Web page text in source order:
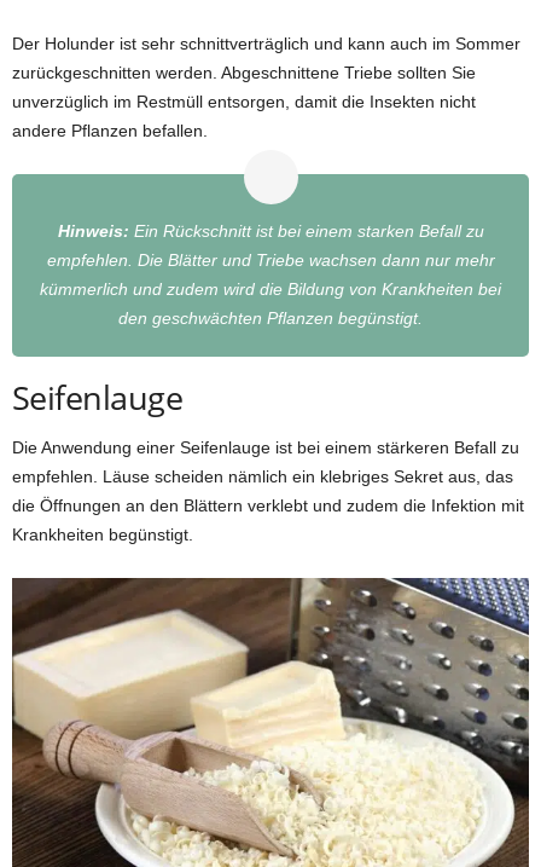
Der Holunder ist sehr schnittverträglich und kann auch im Sommer
zurückgeschnitten werden. Abgeschnittene Triebe sollten Sie
unverzüglich im Restmüll entsorgen, damit die Insekten nicht
andere Pflanzen befallen.
Hinweis: Ein Rückschnitt ist bei einem starken Befall zu
empfehlen. Die Blätter und Triebe wachsen dann nur mehr
kümmerlich und zudem wird die Bildung von Krankheiten bei
den geschwächten Pflanzen begünstigt.
Seifenlauge
Die Anwendung einer Seifenlauge ist bei einem stärkeren Befall zu
empfehlen. Läuse scheiden nämlich ein klebriges Sekret aus, das
die Öffnungen an den Blättern verklebt und zudem die Infektion mit
Krankheiten begünstigt.